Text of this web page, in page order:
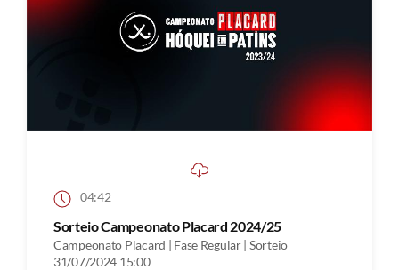
04:42
Sorteio Campeonato Placard 2024/25
Campeonato Placard | Fase Regular | Sorteio
31/07/2024 15:00